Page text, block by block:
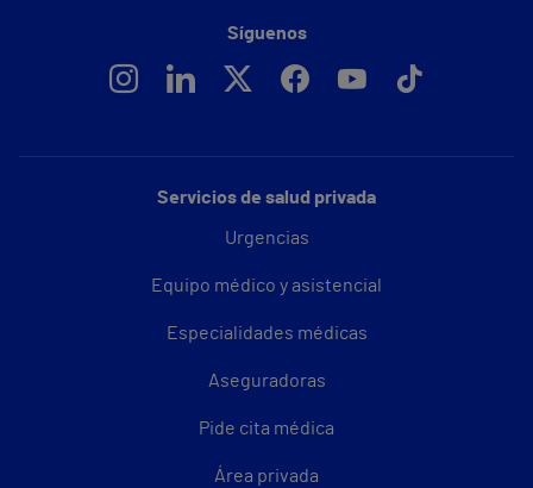
Servicios de salud privada
Urgencias
Equipo médico y asistencial
Especialidades médicas
Aseguradoras
Pide cita médica
Área privada
Síguenos